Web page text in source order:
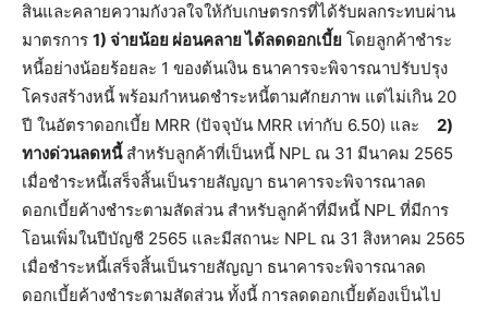
สินและคลายความกังวลใจให้กับเกษตรกรที่ได้รับผลกระทบผ่าน
มาตรการ 1) จ่ายน้อย ผ่อนคลาย ได้ลดดอกเบี้ย โดยลูกค้าชำระ
หนี้อย่างน้อยร้อยละ 1 ของต้นเงิน ธนาคารจะพิจารณาปรับปรุง
โครงสร้างหนี้ พร้อมกำหนดชำระหนี้ตามศักยภาพ แต่ไม่เกิน 20
ปี ในอัตราดอกเบี้ย MRR (ปัจจุบัน MRR เท่ากับ 6.50) และ 2)
ทางด่วนลดหนี้สำหรับลูกค้าที่เป็นหนี้ NPL ณ 31 มีนาคม 2565
เมื่อชำระหนี้เสร็จสิ้นเป็นรายสัญญา ธนาคารจะพิจารณาลด
ดอกเบี้ยค้างชำระตามสัดส่วน สำหรับลูกค้าที่มีหนี้ NPL ที่มีการ
โอนเพิ่มในปีบัญชี 2565 และมีสถานะ NPL ณ 31 สิงหาคม 2565
เมื่อชำระหนี้เสร็จสิ้นเป็นรายสัญญา ธนาคารจะพิจารณาลด
ดอกเบี้ยค้างชำระตามสัดส่วน ทั้งนี้ การลดดอกเบี้ยต้องเป็นไป